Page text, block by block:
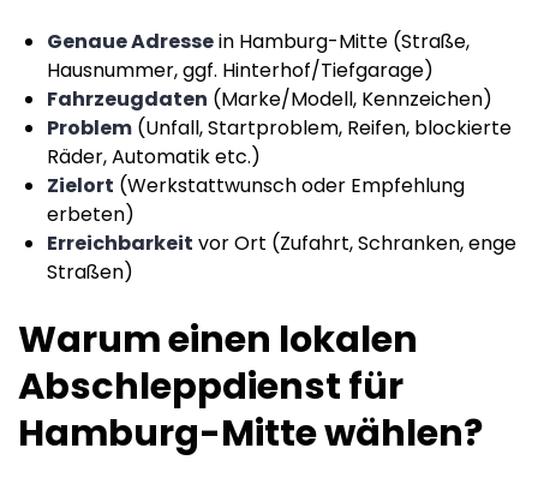
Genaue Adressein Hamburg-Mitte (Straße,
Hausnummer, ggf. Hinterhof/Tiefgarage)
Fahrzeugdaten (Marke/Modell, Kennzeichen)
Problem (Unfall, Startproblem, Reifen, blockierte
Räder, Automatik etc.)
Zielort (Werkstattwunsch oder Empfehlung
erbeten)
Erreichbarkeit vor Ort (Zufahrt, Schranken, enge
Straßen)
Warum einen lokalen
Abschleppdienst für
Hamburg-Mitte wählen?